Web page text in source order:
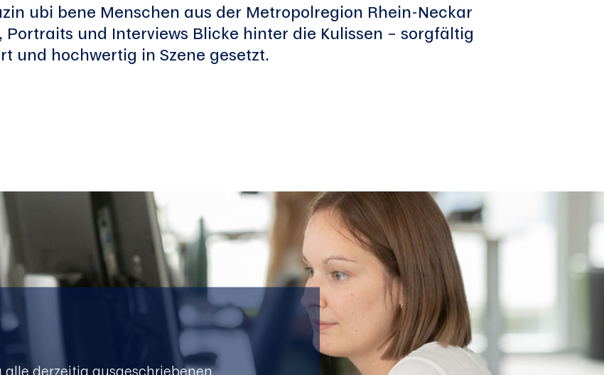
ubi bene Menschen aus der Metropolregion Rhein-Neckar
und Interviews Blicke hinter die Kulissen – sorgfältig
und hochwertig in Szene gesetzt.
derzeitig ausgeschriebenen